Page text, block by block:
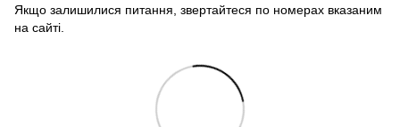
Якщо залишилися питання, звертайтеся по номерах вказаним
на сайті.